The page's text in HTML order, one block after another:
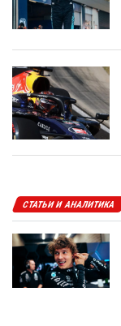
СТАТЬИ И АНАЛИТИКА